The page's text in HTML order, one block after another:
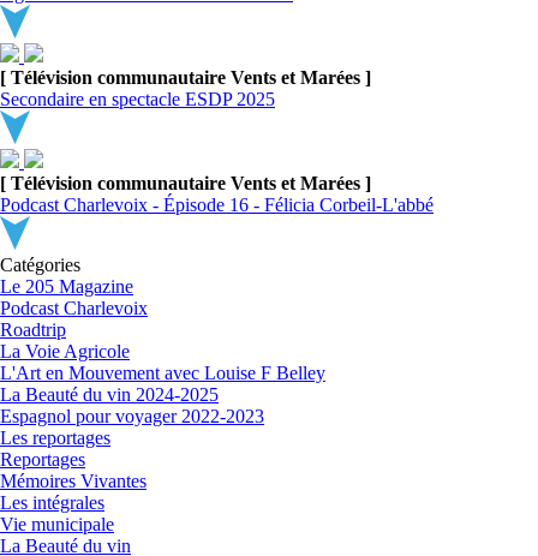
[ Télévision communautaire Vents et Marées ]
Secondaire en spectacle ESDP 2025
[ Télévision communautaire Vents et Marées ]
Podcast Charlevoix - Épisode 16 - Félicia Corbeil-L'abbé
Catégories
Le 205 Magazine
Podcast Charlevoix
Roadtrip
La Voie Agricole
L'Art en Mouvement avec Louise F Belley
La Beauté du vin 2024-2025
Espagnol pour voyager 2022-2023
Les reportages
Reportages
Mémoires Vivantes
Les intégrales
Vie municipale
La Beauté du vin